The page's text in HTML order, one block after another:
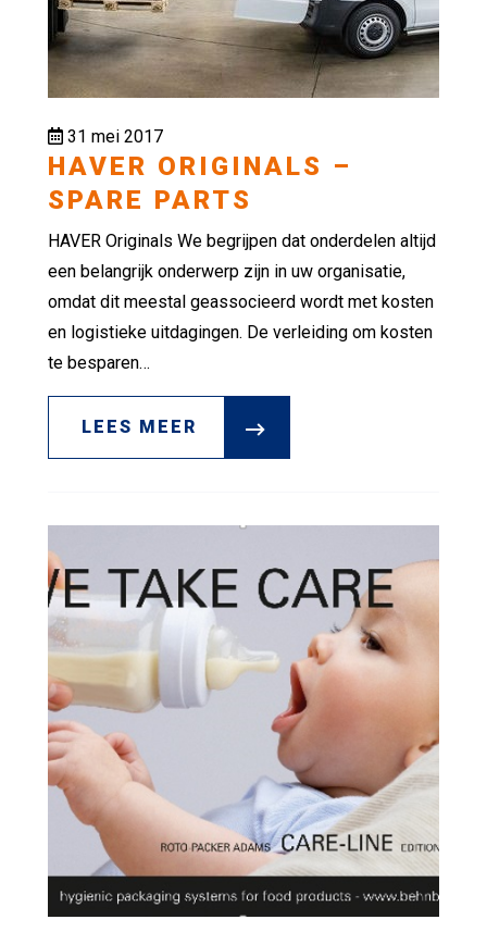
31 mei 2017
HAVER ORIGINALS –
SPARE PARTS
HAVER Originals We begrijpen dat onderdelen altijd
een belangrijk onderwerp zijn in uw organisatie,
omdat dit meestal geassocieerd wordt met kosten
en logistieke uitdagingen. De verleiding om kosten
te besparen…
LEES MEER